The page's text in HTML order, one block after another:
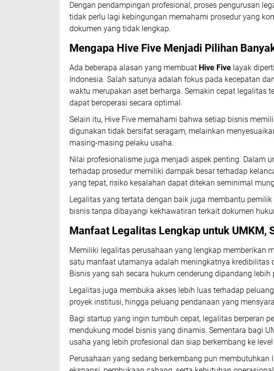
Dengan pendampingan profesional, proses pengurusan
tidak perlu lagi kebingungan memahami prosedur yang
dokumen yang tidak lengkap.
Mengapa Hive Five Menjadi Pilihan
Ada beberapa alasan yang membuat Hive Five layak
Indonesia. Salah satunya adalah fokus pada kecepatan
waktu merupakan aset berharga. Semakin cepat legalitas
dapat beroperasi secara optimal.
Selain itu, Hive Five memahami bahwa setiap bisnis
digunakan tidak bersifat seragam, melainkan
masing-masing pelaku usaha.
Nilai profesionalisme juga menjadi aspek penting. Dalam
terhadap prosedur memiliki dampak besar terhadap
yang tepat, risiko kesalahan dapat ditekan seminimal
Legalitas yang tertata dengan baik juga membantu
bisnis tanpa dibayangi kekhawatiran terkait dokumen
Manfaat Legalitas Lengkap untuk UMKM,
Memiliki legalitas perusahaan yang lengkap memberikan
satu manfaat utamanya adalah meningkatnya kredibilitas
Bisnis yang sah secara hukum cenderung dipandang lebih
Legalitas juga membuka akses lebih luas terhadap
proyek institusi, hingga peluang pendanaan yang
Bagi startup yang ingin tumbuh cepat, legalitas berperan
mendukung model bisnis yang dinamis. Sementara bagi
usaha yang lebih profesional dan siap berkembang ke
Perusahaan yang sedang berkembang pun